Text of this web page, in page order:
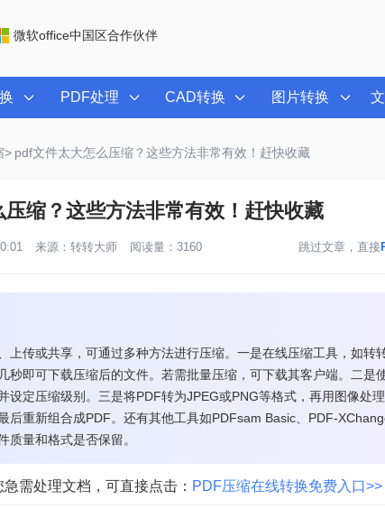
微软office中国区合作伙伴
PDF处理 CAD转换 图片转换
> pdf文件太大怎么压缩？这些方法非常有效！赶快收藏
缩？这些方法非常有效！赶快收藏
来源： 转转大师 阅读量：3160 跳过文章，直接
上传或共享，可通过多种方法进行压缩。一是在线压缩工具，如转
秒即可下载压缩后的文件。若需批量压缩，可下载其客户端。二是
设定压缩级别。三是将PDF转为JPEG或PNG等格式，再用图像处
后重新组合成PDF。还有其他工具如PDFsam Basic、PDF-
质量和格式是否保留。
需处理文档，可直接点击： PDF压缩在线转换免费入口>>